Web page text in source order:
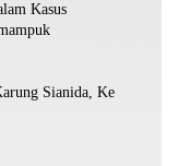
Kasus
Sianida, Ke